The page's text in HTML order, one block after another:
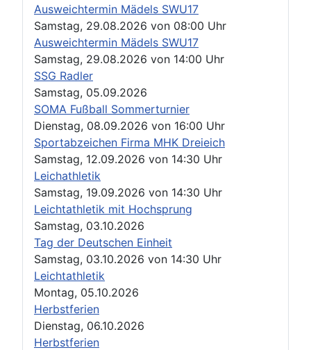
Ausweichtermin Mädels SWU17
Samstag, 29.08.2026 von 08:00 Uhr
Ausweichtermin Mädels SWU17
Samstag, 29.08.2026 von 14:00 Uhr
SSG Radler
Samstag, 05.09.2026
SOMA Fußball Sommerturnier
Dienstag, 08.09.2026 von 16:00 Uhr
Sportabzeichen Firma MHK Dreieich
Samstag, 12.09.2026 von 14:30 Uhr
Leichathletik
Samstag, 19.09.2026 von 14:30 Uhr
Leichtathletik mit Hochsprung
Samstag, 03.10.2026
Tag der Deutschen Einheit
Samstag, 03.10.2026 von 14:30 Uhr
Leichtathletik
Montag, 05.10.2026
Herbstferien
Dienstag, 06.10.2026
Herbstferien